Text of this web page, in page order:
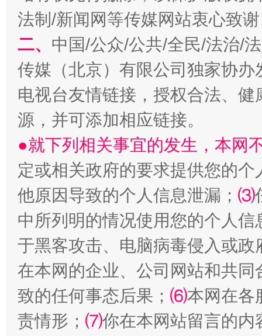
国家大学科技园优化重塑工作
法制/新闻网等传媒网站衷心致
二、 中国/公众/公共/全民/法治/
传媒（北京）有限公司独家协
电视台友情链接，授权合法、
源，并可添加相应链接。
●就下列相关事宜的发生，本网
定或相关政府的要求提供您的个
他原因导致的个人信息泄漏； ⑶
中所列明的情况使用您的个人
于黑客攻击、电脑病毒侵入或
在本网的企业、公司网站和共
致的任何事态后果； ⑹本网在各
责情形； ⑺你在本网站留言的内